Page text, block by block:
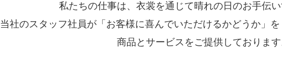
私たちの仕事は、衣裳を通じて晴れの日のお手伝い
当社のスタッフ社員が「お客様に喜んでいただけるかどうか」を
商品とサービスをご提供しております